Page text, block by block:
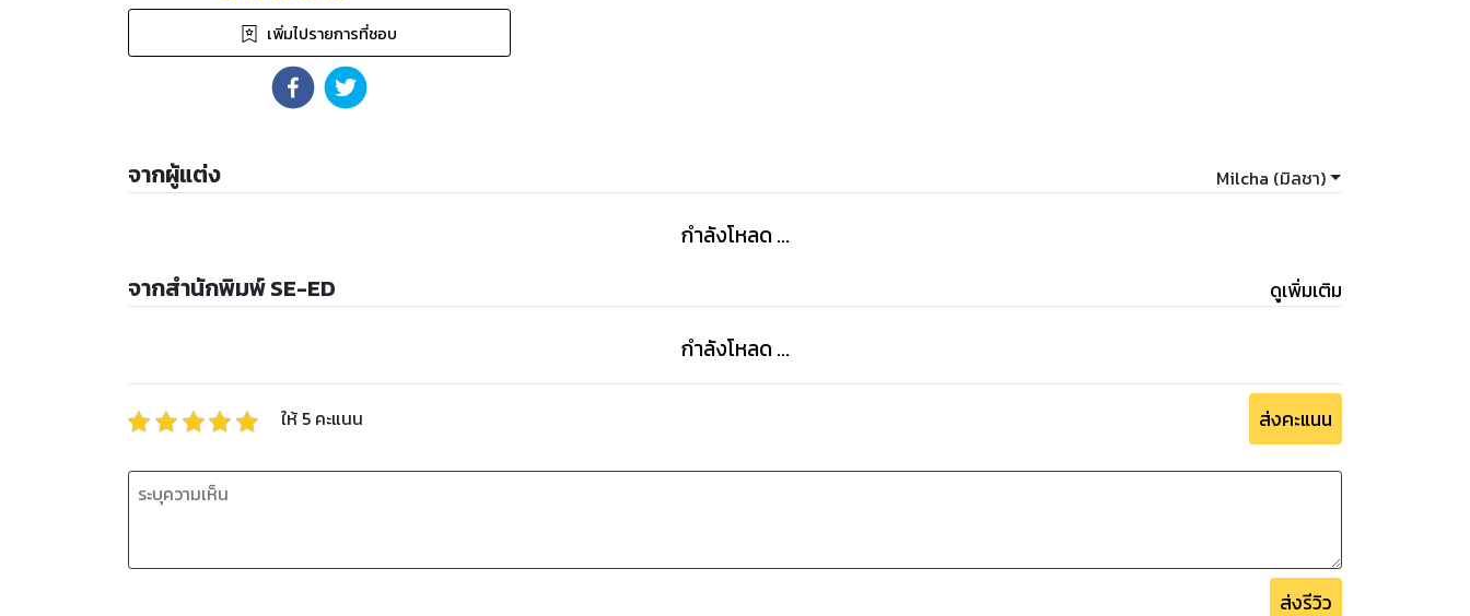
เพิ่มไปรายการที่ชอบ
จากผู้แต่ง Milcha (มิลชา)
กำลังโหลด ...
จากสำนักพิมพ์ SE-ED ดูเพิ่มเติม
กำลังโหลด ...
ให้ 5 คะแนน ส่งคะแนน
ส่งรีวิว